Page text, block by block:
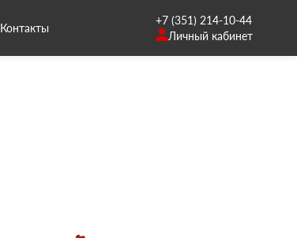
Контакты
+7 (351) 214-10-44
Личный кабинет